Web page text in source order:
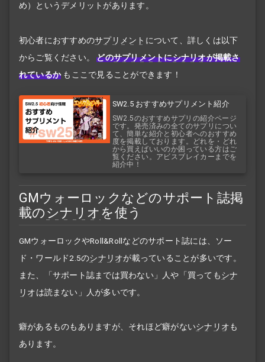
め）というデメリットがあります。
初心者におすすめのサプリメント について、詳しくは以下
からご覧ください。
どのサプリメントにシナリオが掲載さ
れているか もここで見ることができます！
SW2.5 おすすめサプリメント紹介
SW2.5のおすすめサプリの紹介ページ
です。発売済みの全てのサプリについ
て、簡単な紹介と初心者へのおすすめ
度を掲載しております。どれを・どれ
から買えばいいのか困っている方はご
覧ください。アビスブレイカーまでを
紹介中！
GMウォーロックなどのサポート誌掲
載の シナリオ を使う
GMウォーロックやRoll&Rollなどのサポート誌には、ソー
ド・ワールド2.5のシナリオが載っていることが多いです。
また、「サポート誌までは買わない」人や「買ってもシナ
リオは読まない」人が多いです。
癖があるものもありますが、それほど癖がないシナリオも
あります。